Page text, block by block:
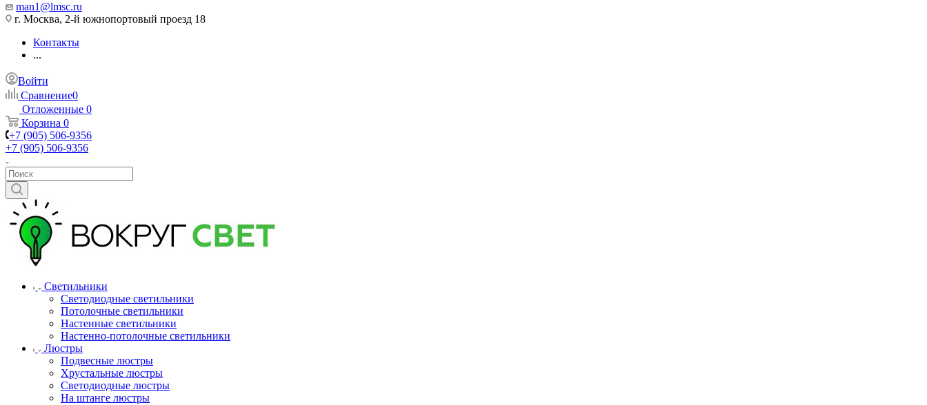
man1@lmsc.ru
г. Москва, 2-й южнопортовый проезд 18
Контакты
...
Войти
Сравнение0
Отложенные 0
Корзина 0
+7 (905) 506-9356
+7 (905) 506-9356
Светильники
Светодиодные светильники
Потолочные светильники
Настенные светильники
Настенно-потолочные светильники
Люстры
Подвесные люстры
Хрустальные люстры
Светодиодные люстры
На штанге люстры